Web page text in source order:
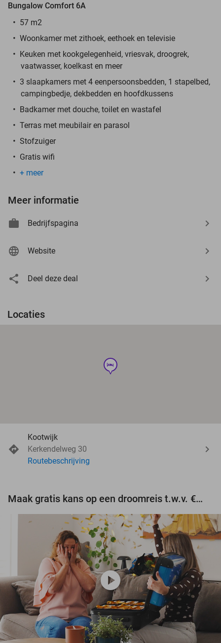
Bungalow Comfort 6A
57 m2
Woonkamer met zithoek, eethoek en televisie
Keuken met kookgelegenheid, vriesvak, droogrek,
vaatwasser, koelkast en meer
3 slaapkamers met 4 eenpersoonsbedden, 1 stapelbed,
campingbedje, dekbedden en hoofdkussens
Badkamer met douche, toilet en wastafel
Terras met meubilair en parasol
Stofzuiger
Gratis wifi
+ meer
Meer informatie
Bedrijfspagina
Website
Deel deze deal
Locaties
hotel
Kootwijk
Kerkendelweg 30
Routebeschrijving
Maak gratis kans op een droomreis t.w.v. €3.000!
play_circle